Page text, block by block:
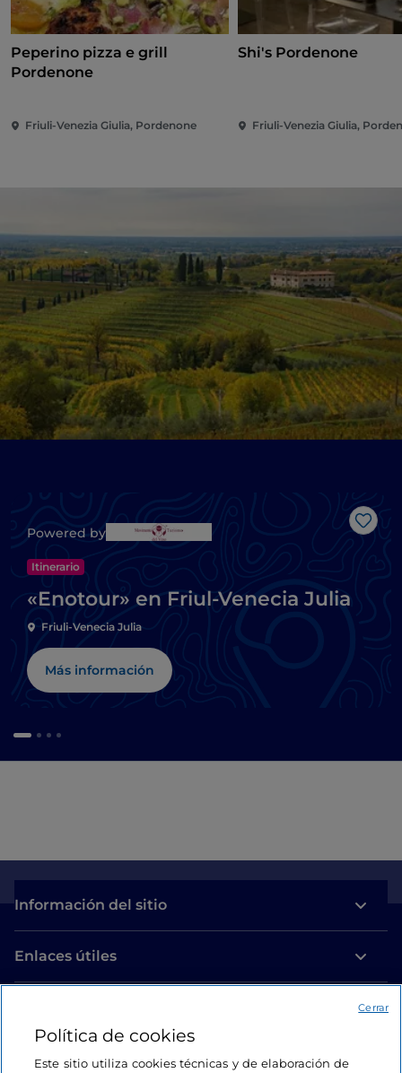
Peperino pizza e grill
Pordenone
Friuli-Venezia Giulia, Pordenone
Shi's Pordenone
Friuli-Venezia Giulia,
Me
Powered by
Itinerario
«Enotour» en Friul-Venecia Julia
Friuli-Venecia Julia
Más información
Información del sitio
Enlaces útiles
Estamos en contacto
Política de cookies
Este sitio utiliza cookies técnicas y de elaboración de
Cerrar